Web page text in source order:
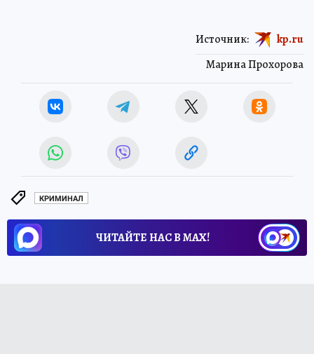
Марина Прохорова
Источник: kp.ru
КРИМИНАЛ
ЧИТАЙТЕ НАС В МАХ!